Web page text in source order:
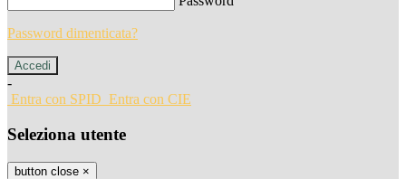
Password dimenticata?
-
Entra con SPID Entra con CIE
Seleziona utente
button close ×